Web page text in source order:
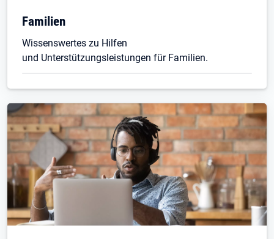
Familien
Wissenswertes zu Hilfen
und Unterstützungsleistungen für Familien.